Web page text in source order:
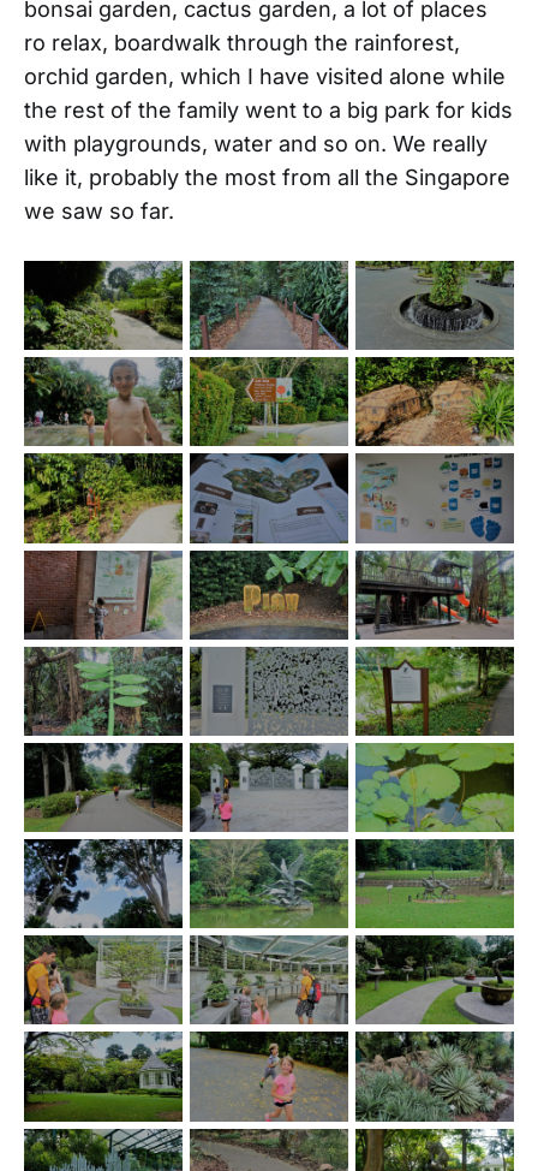
bonsai garden, cactus garden, a lot of places
ro relax, boardwalk through the rainforest,
orchid garden, which I have visited alone while
the rest of the family went to a big park for kids
with playgrounds, water and so on. We really
like it, probably the most from all the Singapore
we saw so far.